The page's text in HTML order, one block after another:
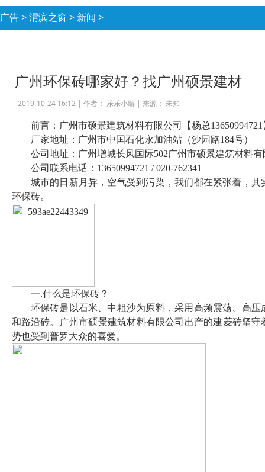
广告>渭滨之窗 > 新闻 >
广州环保砖哪家好？找广州硕景建材
2019-10-24 16:12 | 作者： 乐乐小编 | 来源： 未知
前言：广州市硕景建筑材料有限公司【杨总
厂家地址：广州市中国石化永加油站（沙园路184号）
公司地址：广州增城长风国际502广州市硕景建筑材料有
公司联系电话：13650994721 / 020-762341
城市的日新月异，空气受到污染，我们都在紧张着，
环保砖。
一.什么是环保砖？
环保砖是以石米、中粗沙为原料，采用高频震荡、高
和路沿砖。广州市硕景建筑材料有限公司出产的建菱砖坚
势也受到普罗大众的喜爱。